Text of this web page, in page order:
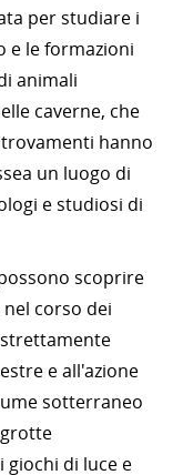
per studiare i
e le formazioni
animali
caverne, che
hanno
un luogo di
e studiosi di
scoprire
corso dei
e all'azione
sotterraneo
giochi di luce e